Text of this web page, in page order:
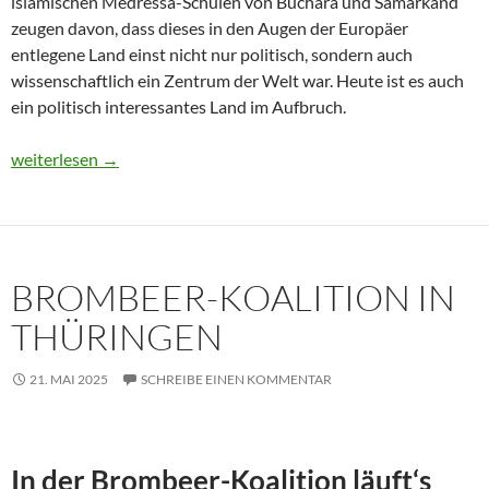
zeugen davon, dass dieses in den Augen der Europäer
entlegene Land einst nicht nur politisch, sondern auch
wissenschaftlich ein Zentrum der Welt war. Heute ist es auch
ein politisch interessantes Land im Aufbruch.
Usbekistan 2025: Unterwegs in einem Land im Aufbruch
weiterlesen →
BROMBEER-KOALITION IN
THÜRINGEN
21. MAI 2025 SCHREIBE EINEN KOMMENTAR
In der Brombeer-Koalition läuft‘s